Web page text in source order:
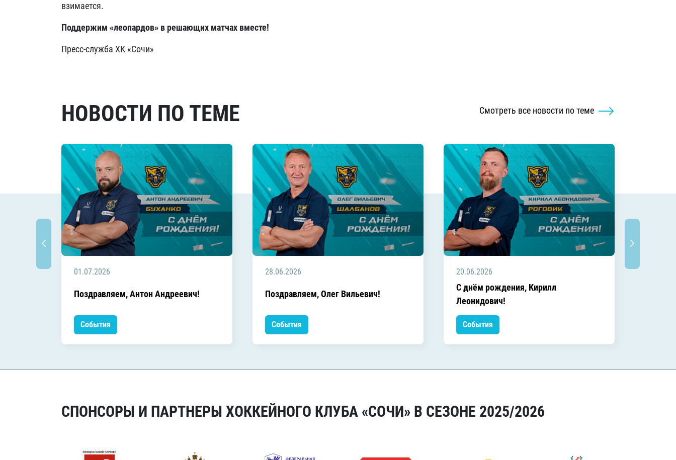
взимается.
Поддержим «леопардов» в решающих матчах вместе!
Пресс-служба ХК «Сочи»
НОВОСТИ ПО ТЕМЕ Смотреть все новости по теме
01.07.2026
Поздравляем, Антон Андреевич!
События
28.06.2026
Поздравляем, Олег Вильевич!
События
20.06.2026
C днём рождения, Кирилл
Леонидович!
События
СПОНСОРЫ И ПАРТНЕРЫ ХОККЕЙНОГО КЛУБА «СОЧИ» В СЕЗОНЕ 2025/2026